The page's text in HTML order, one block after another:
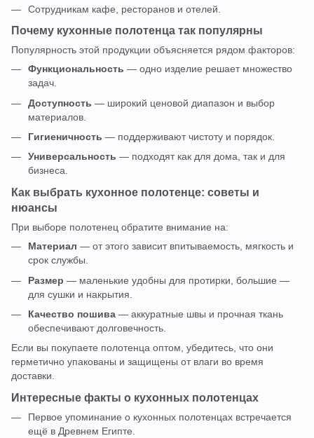
Сотрудникам кафе, ресторанов и отелей.
Почему кухонные полотенца так популярны
Популярность этой продукции объясняется рядом факторов:
Функциональность — одно изделие решает множество
задач.
Доступность — широкий ценовой диапазон и выбор
материалов.
Гигиеничность — поддерживают чистоту и порядок.
Универсальность — подходят как для дома, так и для
бизнеса.
Как выбрать кухонное полотенце: советы и
нюансы
При выборе полотенец обратите внимание на:
Материал — от этого зависит впитываемость, мягкость и
срок службы.
Размер — маленькие удобны для протирки, большие —
для сушки и накрытия.
Качество пошива — аккуратные швы и прочная ткань
обеспечивают долговечность.
Если вы покупаете полотенца оптом, убедитесь, что они
герметично упакованы и защищены от влаги во время
доставки.
Интересные факты о кухонных полотенцах
Первое упоминание о кухонных полотенцах встречается
ещё в Древнем Египте.